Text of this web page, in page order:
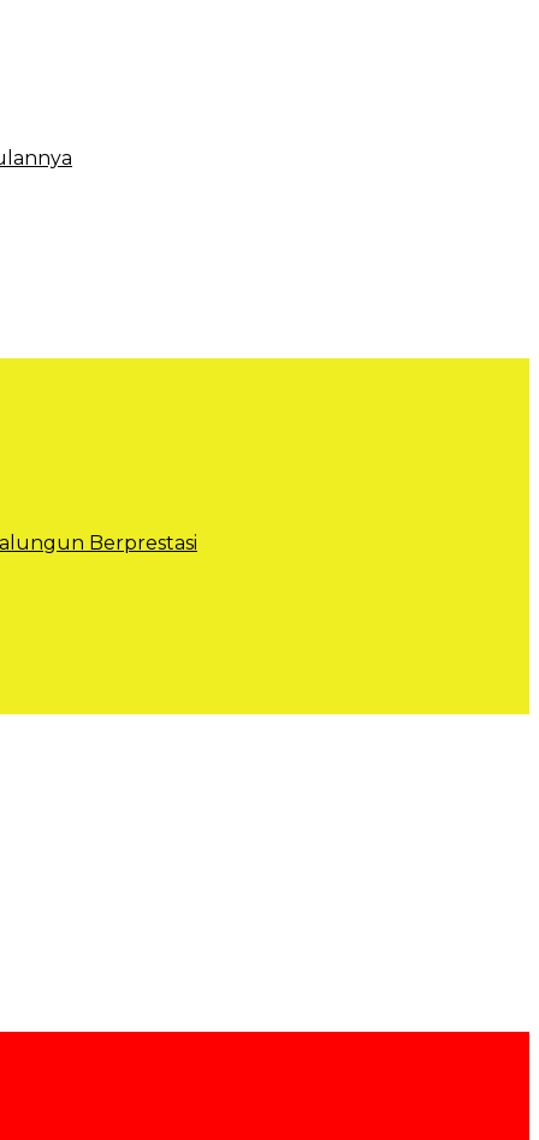
Berprestasi